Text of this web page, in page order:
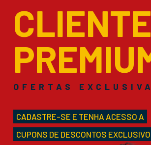
CLIENTE
OFERTAS
CADASTRE-SE E TENHA ACESSO A
CUPONS DE DESCONTOS